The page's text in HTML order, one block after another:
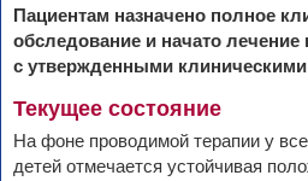
Пациентам назначено полное
обследование и начато лечение
с утвержденными
Текущее состояние
На фоне проводимой терапии у
детей отмечается устойчивая